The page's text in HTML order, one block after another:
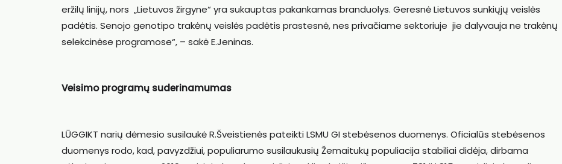
eržilų linijų, nors „Lietuvos žirgyne“ yra sukauptas pakankamas branduolys. Geresnė Lietuvos sunkiųjų veislės
padėtis. Senojo genotipo trakėnų veislės padėtis prastesnė, nes privačiame sektoriuje jie dalyvauja ne trakėnų
selekcinėse programose“, – sakė E.Jeninas.
Veisimo programų suderinamumas
LŪGGIKT narių dėmesio susilaukė R.Šveistienės pateikti LSMU GI stebėsenos duomenys. Oficialūs stebėsenos
duomenys rodo, kad, pavyzdžiui, populiarumo susilaukusių Žemaitukų populiacija stabiliai didėja, dirbama